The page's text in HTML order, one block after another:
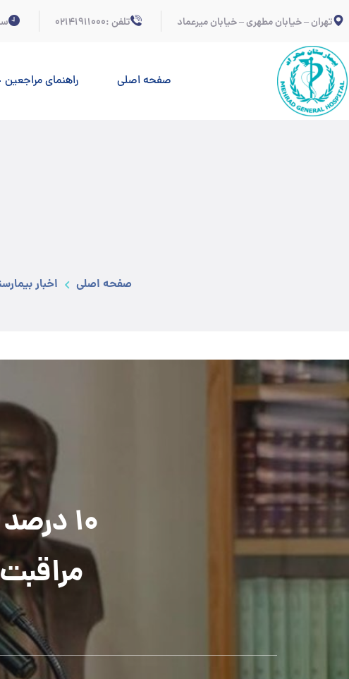
تهران – خیابان مطهری – خیابان میرعماد تلفن :02141911000
صفحه اصلی راهنمای مراجعين
صفحه اصلی اخبار
۱۰